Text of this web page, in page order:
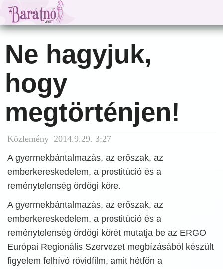
Ne hagyjuk,
hogy
megtörténjen!
Közlemény 2014.9.29. 3:27
A gyermekbántalmazás, az erőszak, az
emberkereskedelem, a prostitúció és a
reménytelenség ördögi köre.
A gyermekbántalmazás, az erőszak, az
emberkereskedelem, a prostitúció és a
reménytelenség ördögi körét mutatja be az ERGO
Európai Regionális Szervezet megbízásából készült
figyelem felhívó rövidfilm, amit hétfőn a